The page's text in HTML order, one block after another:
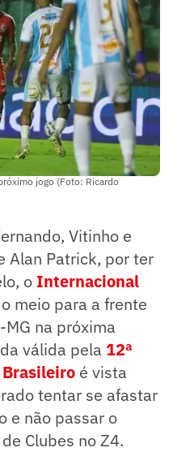
jogo (Foto: Ricardo
Vitinho e
Alan Patrick, por ter
o Internacional
meio para a frente
na próxima
válida pela 12ª
Brasileiro é vista
tentar se afastar
e não passar o
Clubes no Z4.